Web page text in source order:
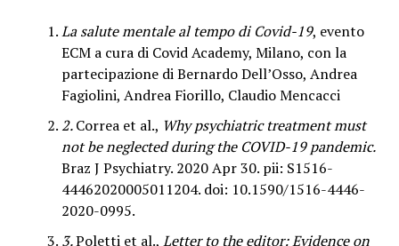
La salute mentale al tempo di Covid-19, evento
ECM a cura di Covid Academy, Milano, con la
partecipazione di Bernardo Dell’Osso, Andrea
Fagiolini, Andrea Fiorillo, Claudio Mencacci
2.Correa et al., Why psychiatric treatment must
not be neglected during the COVID-19 pandemic.
Braz J Psychiatry. 2020 Apr 30. pii: S1516-
44462020005011204. doi: 10.1590/1516-4446-
2020-0995.
3.Poletti et al., Letter to the editor: Evidence on